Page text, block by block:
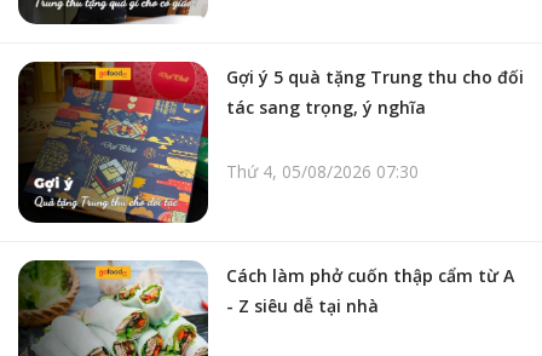
Gợi ý 5 quà tặng Trung thu cho đối
tác sang trọng, ý nghĩa
Thứ 4, 05/08/2026 07:30
Cách làm phở cuốn thập cẩm từ A
- Z siêu dễ tại nhà